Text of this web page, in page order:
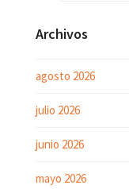
Archivos
agosto 2026
julio 2026
junio 2026
mayo 2026